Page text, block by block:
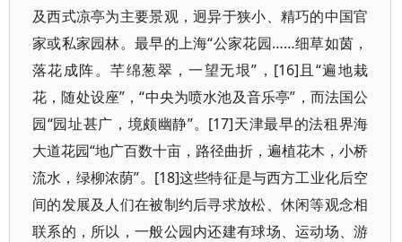
及西式凉亭为主要景观，迥异于狭小、精巧的中国官
家或私家园林。最早的上海“公家花园……细草如茵，
落花成阵。芊绵葱翠，一望无垠”，[16]且“遍地栽
花，随处设座”，“中央为喷水池及音乐亭”，而法国公
园“园址甚广，境颇幽静”。[17]天津最早的法租界海
大道花园“地广百数十亩，路径曲折，遍植花木，小桥
流水，绿柳浓荫”。[18]这些特征是与西方工业化后空
间的发展及人们在被制约后寻求放松、休闲等观念相
联系的，所以，一般公园内还建有球场、运动场、游